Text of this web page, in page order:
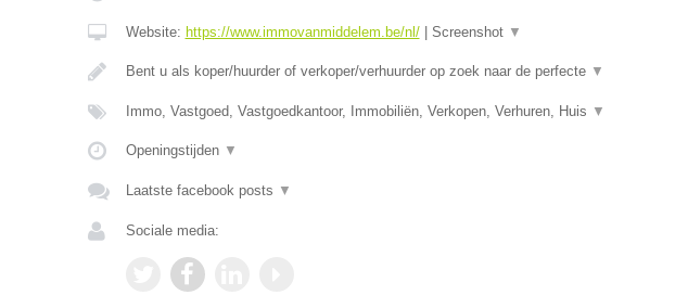
Website: https://www.immovanmiddelem.be/nl/| Screenshot ▼
Bent u als koper/huurder of verkoper/verhuurder op zoek naar de perfecte ▼
Immo, Vastgoed, Vastgoedkantoor, Immobiliën, Verkopen, Verhuren, Huis ▼
Openingstijden ▼
Laatste facebook posts ▼
Sociale media: